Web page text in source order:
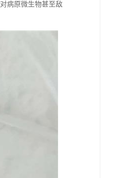
病原微生物甚至敌